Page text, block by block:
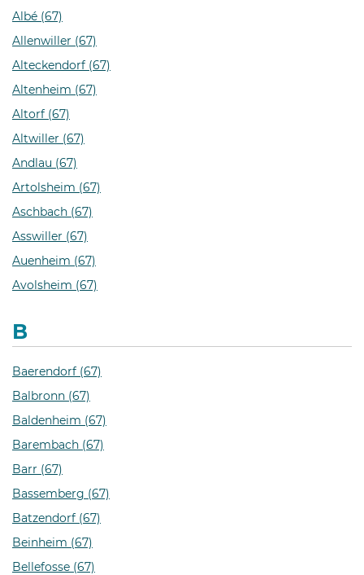
Albé (67)
Allenwiller (67)
Alteckendorf (67)
Altenheim (67)
Altorf (67)
Altwiller (67)
Andlau (67)
Artolsheim (67)
Aschbach (67)
Asswiller (67)
Auenheim (67)
Avolsheim (67)
B
Baerendorf (67)
Balbronn (67)
Baldenheim (67)
Barembach (67)
Barr (67)
Bassemberg (67)
Batzendorf (67)
Beinheim (67)
Bellefosse (67)